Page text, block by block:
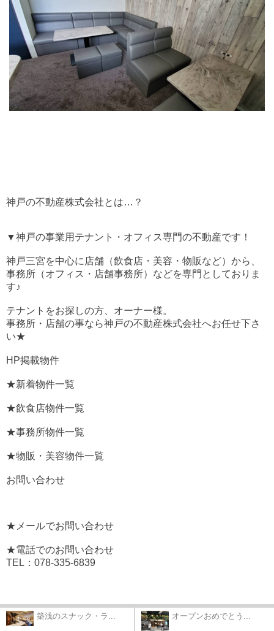
神戸の不動産株式会社とは…？
▼神戸の事業用テナント・オフィス専門の不動産です！
神戸三宮を中心に店舗（飲食店・美容・物販など）から、
事務所（オフィス・店舗事務所）などを専門としておりま
す♪
テナントをお探しの方、オーナー様。
事務所・店舗の事なら神戸の不動産株式会社へお任せ下さ
い★
HP掲載物件
★新着物件一覧
★飲食店物件一覧
★事務所物件一覧
★物販・美容物件一覧
お問い合わせ
★メールでお問い合わせ
★電話でのお問い合わせ
TEL：078-335-6839
築浅のスナック・ラ... オープンおめでとう...